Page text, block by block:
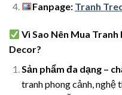
Fanpage: Tranh
Vì Sao Nên Mua
Decor?
Sản phẩm đa dạng –
tranh phong cảnh,